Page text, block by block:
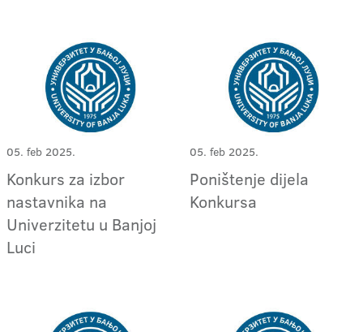
05. feb 2025.
Konkurs za izbor
nastavnika na
Univerzitetu u Banjoj
Luci
05. feb 2025.
Poništenje dijela
Konkursa